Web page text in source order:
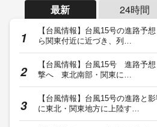
最新 24時間
【台風情報】台風15号の進路予
ら関東付近に近づき、列…
【台風情報】台風15号 進路予
撃へ 東北南部・関東に…
【台風情報】台風15号の進路と
に東北・関東地方に上陸す…